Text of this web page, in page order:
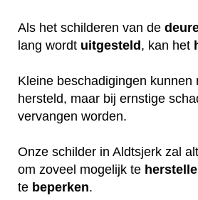
Als het schilderen van de
lang wordt uitgesteld, kan het
Kleine beschadigingen kunnen
hersteld, maar bij ernstige
vervangen worden.
Onze schilder in Aldtsjerk zal
om zoveel mogelijk te
te beperken.